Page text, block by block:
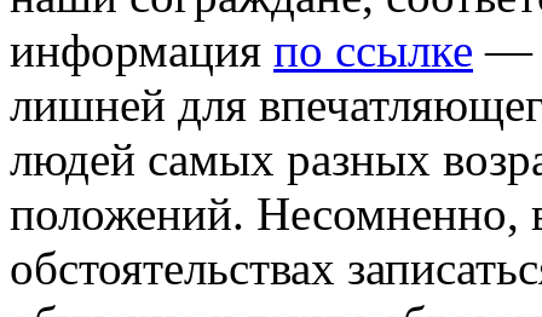
информация по ссылке —
лишней для
людей самых разных
положений. Несомненно,
обстоятельствах